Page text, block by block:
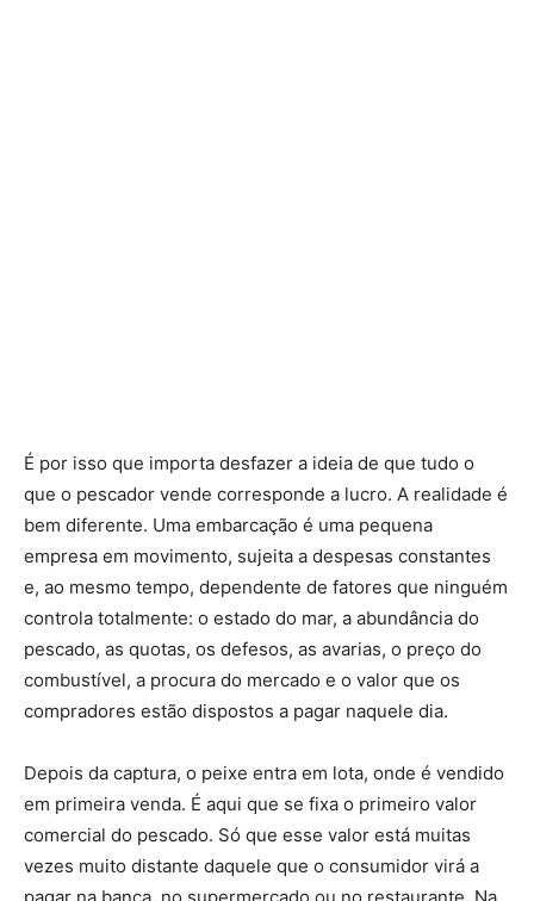
É por isso que importa desfazer a ideia de que tudo o
que o pescador vende corresponde a lucro. A realidade é
bem diferente. Uma embarcação é uma pequena
empresa em movimento, sujeita a despesas constantes
e, ao mesmo tempo, dependente de fatores que ninguém
controla totalmente: o estado do mar, a abundância do
pescado, as quotas, os defesos, as avarias, o preço do
combustível, a procura do mercado e o valor que os
compradores estão dispostos a pagar naquele dia.
Depois da captura, o peixe entra em lota, onde é vendido
em primeira venda. É aqui que se fixa o primeiro valor
comercial do pescado. Só que esse valor está muitas
vezes muito distante daquele que o consumidor virá a